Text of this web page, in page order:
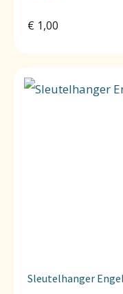
€ 1,00
Sleutelhanger